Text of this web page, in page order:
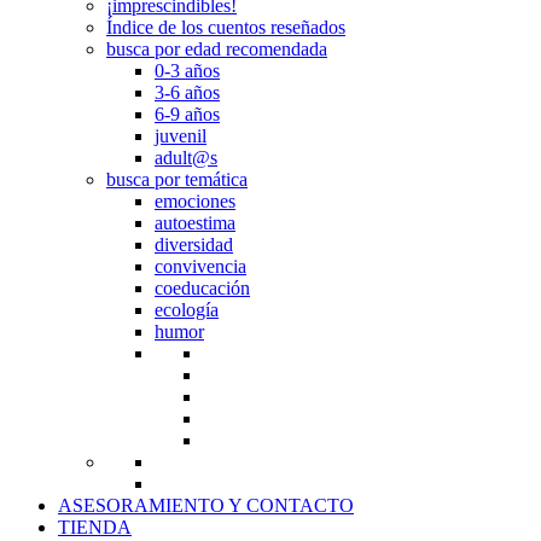
¡imprescindibles!
Índice de los cuentos reseñados
busca por edad recomendada
0-3 años
3-6 años
6-9 años
juvenil
adult@s
busca por temática
emociones
autoestima
diversidad
convivencia
coeducación
ecología
humor
ASESORAMIENTO Y CONTACTO
TIENDA